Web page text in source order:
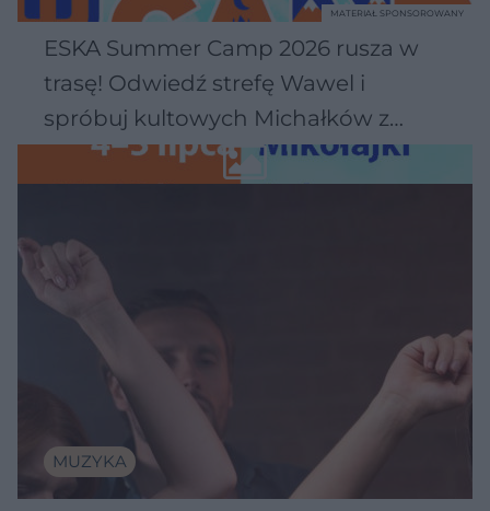
ESKA Summer Camp 2026 rusza w
trasę! Odwiedź strefę Wawel i
spróbuj kultowych Michałków z
Wawelu
MATERIAŁ SPONSOROWANY
MUZYKA